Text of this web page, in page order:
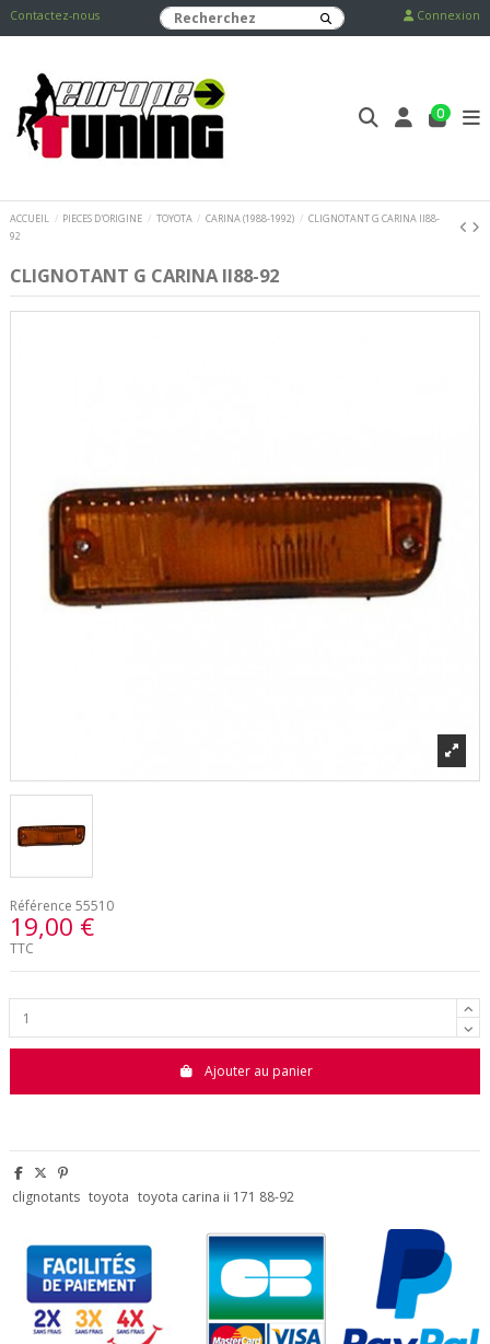
Contactez-nous Connexion
0
ACCUEIL PIECES D'ORIGINE TOYOTA CARINA (1988-1992)
CLIGNOTANT G CARINA II88-
92
CLIGNOTANT G CARINA II88-92
Référence 55510
19,00 €
TTC
Ajouter au panier
clignotants toyota toyota carina ii 171 88-92